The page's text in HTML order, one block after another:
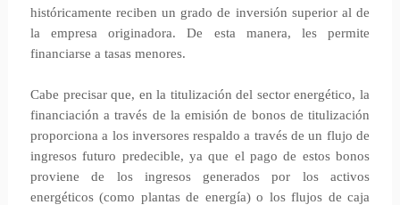
históricamente reciben un grado de inversión superior al de
la empresa originadora. De esta manera, les permite
financiarse a tasas menores.
Cabe precisar que, en la titulización del sector energético, la
financiación a través de la emisión de bonos de titulización
proporciona a los inversores respaldo a través de un flujo de
ingresos futuro predecible, ya que el pago de estos bonos
proviene de los ingresos generados por los activos
energéticos (como plantas de energía) o los flujos de caja